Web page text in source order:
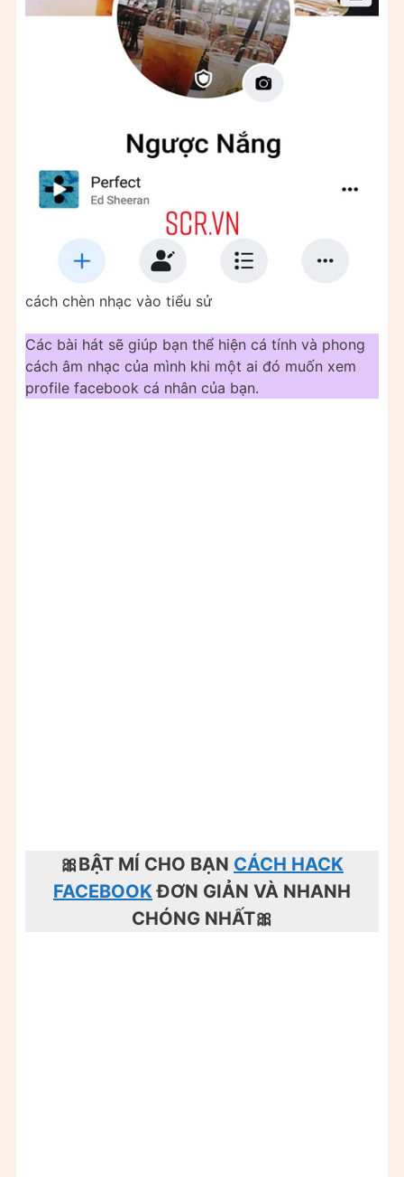
cách chèn nhạc vào tiểu sử
Các bài hát sẽ giúp bạn thể hiện cá tính và phong
cách âm nhạc của mình khi một ai đó muốn xem
profile facebook cá nhân của bạn.
🎀BẬT MÍ CHO BẠN CÁCH HACK
FACEBOOKĐƠN GIẢN VÀ NHANH
CHÓNG NHẤT🎀